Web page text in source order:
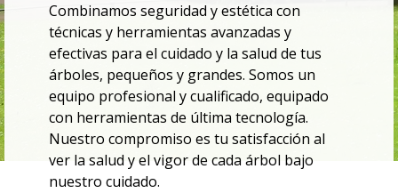
Combinamos seguridad y estética con
técnicas y herramientas avanzadas y
efectivas para el cuidado y la salud de tus
árboles, pequeños y grandes. Somos un
equipo profesional y cualificado, equipado
con herramientas de última tecnología.
Nuestro compromiso es tu satisfacción al
ver la salud y el vigor de cada árbol bajo
nuestro cuidado.